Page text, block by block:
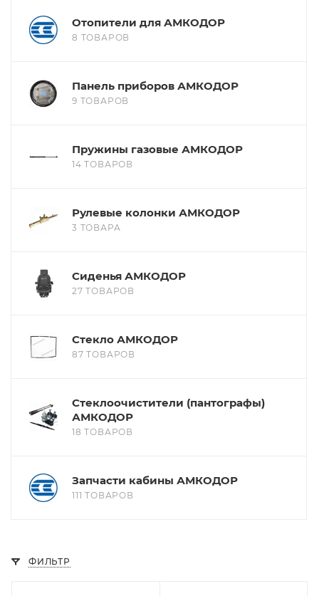
Отопители для АМКОДОР
8 ТОВАРОВ
Панель приборов АМКОДОР
9 ТОВАРОВ
Пружины газовые АМКОДОР
14 ТОВАРОВ
Рулевые колонки АМКОДОР
3 ТОВАРА
Сиденья АМКОДОР
27 ТОВАРОВ
Стекло АМКОДОР
87 ТОВАРОВ
Стеклоочистители (пантографы)
АМКОДОР
18 ТОВАРОВ
Запчасти кабины АМКОДОР
111 ТОВАРОВ
ФИЛЬТР